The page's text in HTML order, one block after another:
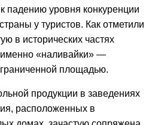
падению уровня конкуренции
у туристов. Как отметили
в исторических частях
именно «наливайки» —
площадью.
продукции в заведениях
расположенных в